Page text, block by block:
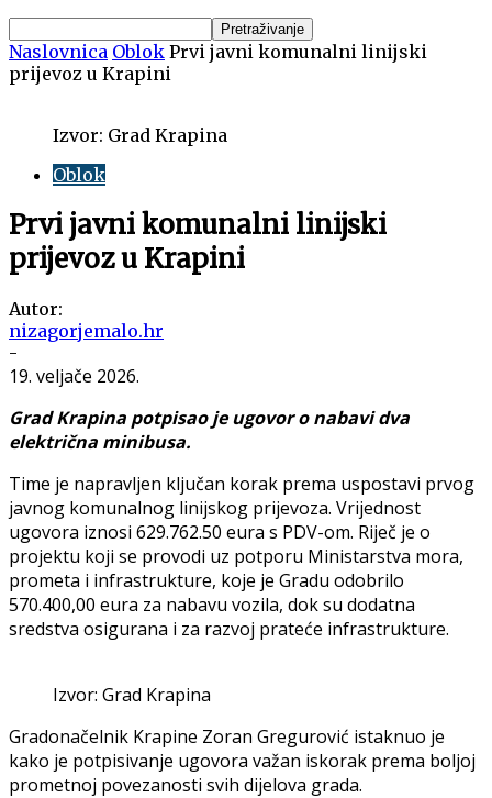
Naslovnica Oblok Prvi javni komunalni linijski
prijevoz u Krapini
Izvor: Grad Krapina
Oblok
Prvi javni komunalni linijski
prijevoz u Krapini
Autor:
nizagorjemalo.hr
-
19. veljače 2026.
Grad Krapina potpisao je ugovor o nabavi dva
električna minibusa.
Time je napravljen ključan korak prema uspostavi prvog
javnog komunalnog linijskog prijevoza. Vrijednost
ugovora iznosi 629.762.50 eura s PDV-om. Riječ je o
projektu koji se provodi uz potporu Ministarstva mora,
prometa i infrastrukture, koje je Gradu odobrilo
570.400,00 eura za nabavu vozila, dok su dodatna
sredstva osigurana i za razvoj prateće infrastrukture.
Izvor: Grad Krapina
Gradonačelnik Krapine Zoran Gregurović istaknuo je
kako je potpisivanje ugovora važan iskorak prema boljoj
prometnoj povezanosti svih dijelova grada.